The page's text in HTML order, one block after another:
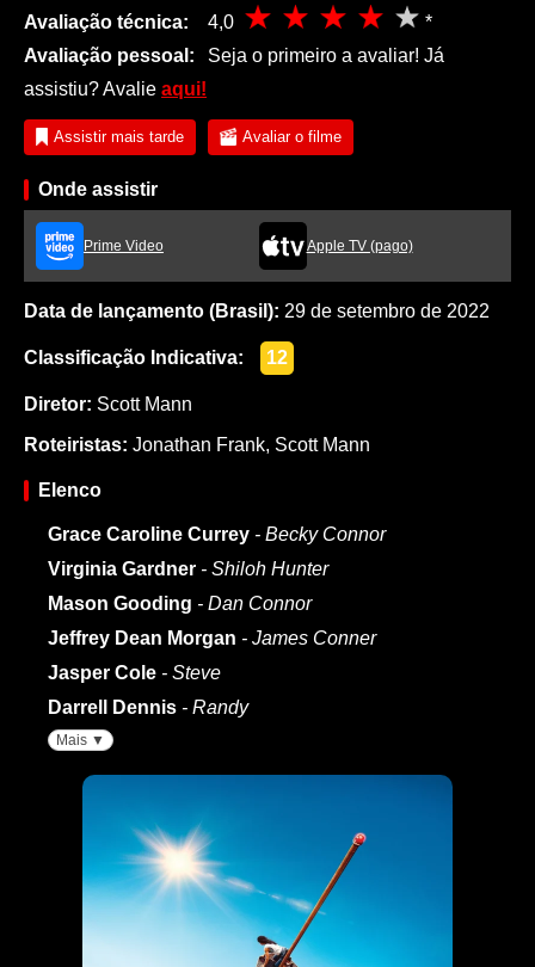
Avaliação técnica: 4,0
*
Avaliação pessoal:
Seja o primeiro a avaliar! Já
assistiu? Avalie aqui!
Assistir mais tarde Avaliar o filme
Onde assistir
Prime Video Apple TV (pago)
Data de lançamento (Brasil): 29 de setembro de 2022
Classificação Indicativa: 12
Diretor: Scott Mann
Roteiristas: Jonathan Frank, Scott Mann
Elenco
Grace Caroline Currey - Becky Connor
Virginia Gardner - Shiloh Hunter
Mason Gooding - Dan Connor
Jeffrey Dean Morgan - James Conner
Jasper Cole - Steve
Darrell Dennis - Randy
Mais ▼